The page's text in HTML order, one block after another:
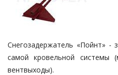
Снегозадержатель «Пойнт» -
самой кровельной системы
вентвыходы).